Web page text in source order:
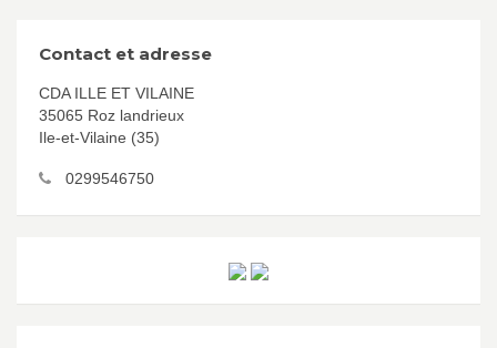
Contact et adresse
CDA ILLE ET VILAINE
35065 Roz landrieux
Ile-et-Vilaine (35)
0299546750